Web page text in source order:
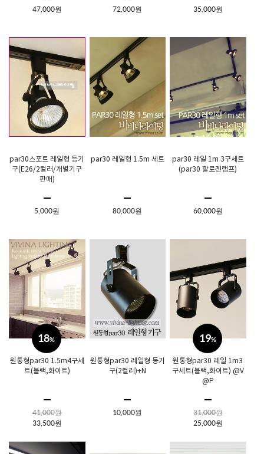
47,000원 72,000원 35,000원
par30스포트 레일형 등기
구(E26/2컬러/개별기구
판매)
5,000원
par30 레일형 1.5m 세트
80,000원
par30 레일 1m 3구세트
(par30 할로겐램프)
60,000원
18%
원통형par30 1.5m4구세
트(블랙,화이트)
41,000원
33,500원
원통형par30 레일형 등기
구(2컬러)+N
10,000원
19%
원통형par30 레일 1m3
구세트(블랙,화이트) @V
@P
31,000원
25,000원